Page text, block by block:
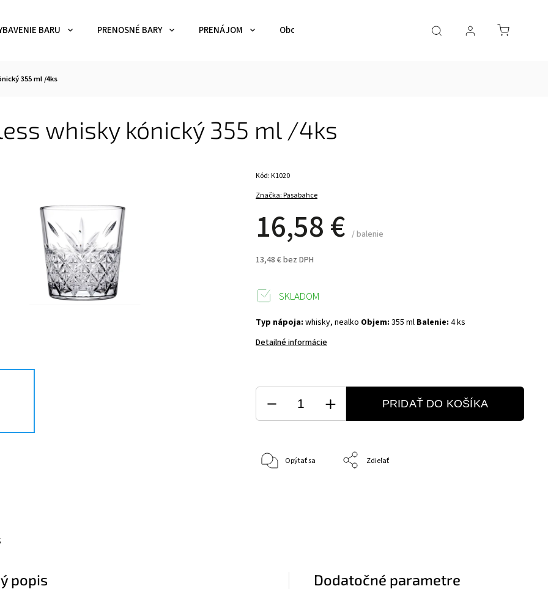
BARU PRENOSNÉ BARY PRENÁJOM Obchodné podmienky Kontaktujte nás
355 ml /4ks
whisky kónický 355 ml /4ks
Značka:Pasabahce
16,58 € / balenie
13,48 € bez DPH
Kód:K1020
Typ nápoja: whisky, nealko Objem: 355 ml Balenie: 4 ks
Detailné informácie
SKLADOM
PRIDAŤ DO KOŠÍKA
Opýtať sa Zdieľať
popis Dodatočné parametre